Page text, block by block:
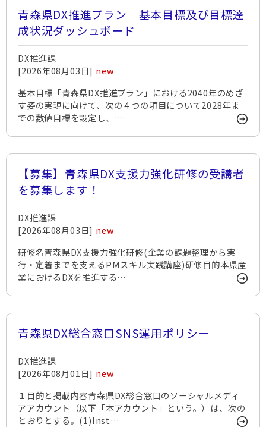
青森県DX推進プラン 基本目標及び目標達
成状況ダッシュボード
DX推進課
[2026年08月03日] new
基本目標「青森県DX推進プラン」における2040年のめざ
す姿の実現に向けて、次の４つの項目について2028年ま
での数値目標を設定し、…
【募集】青森県DX支援力強化研修の受講者
を募集します！
DX推進課
[2026年08月03日] new
研修名青森県DX支援力強化研修(企業の課題整理から実
行・定着までを支えるPMスキル実践講座)研修目的本県産
業におけるDXを推進する…
青森県DX総合窓口SNS運用ポリシー
DX推進課
[2026年08月01日] new
１目的と掲載内容青森県DX総合窓口のソーシャルメディ
アアカウント（以下「本アカウント」という。）は、次の
とおりとする。(1)Inst…